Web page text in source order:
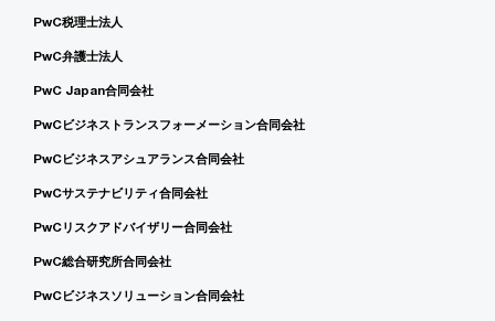
PwC税理士法人
PwC弁護士法人
PwC Japan合同会社
PwCビジネストランスフォーメーション合同会社
PwCビジネスアシュアランス合同会社
PwCサステナビリティ合同会社
PwCリスクアドバイザリー合同会社
PwC総合研究所合同会社
PwCビジネスソリューション合同会社